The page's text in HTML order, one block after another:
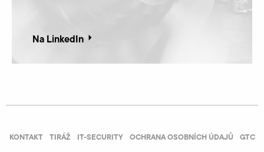
Na LinkedIn
KONTAKT TIRÁŽ IT-SECURITY OCHRANA OSOBNÍCH ÚDAJŮ GTC